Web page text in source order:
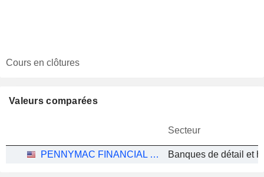
Cours en clôtures
Valeurs comparées
Secteur
PENNYMAC FINANCIAL SERVICES, INC.